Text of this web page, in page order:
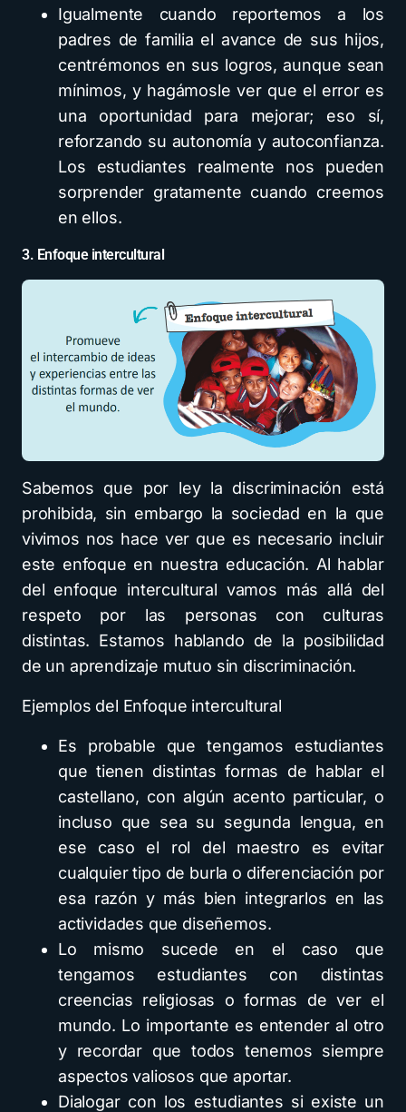
Igualmente cuando reportemos a los
padres de familia el avance de sus hijos,
centrémonos en sus logros, aunque sean
mínimos, y hagámosle ver que el error es
una oportunidad para mejorar; eso sí,
reforzando su autonomía y autoconfianza.
Los estudiantes realmente nos pueden
sorprender gratamente cuando creemos
en ellos.
3. Enfoque intercultural
Sabemos que por ley la discriminación está
prohibida, sin embargo la sociedad en la que
vivimos nos hace ver que es necesario incluir
este enfoque en nuestra educación. Al hablar
del enfoque intercultural vamos más allá del
respeto por las personas con culturas
distintas. Estamos hablando de la posibilidad
de un aprendizaje mutuo sin discriminación.
Ejemplos del Enfoque intercultural
Es probable que tengamos estudiantes
que tienen distintas formas de hablar el
castellano, con algún acento particular, o
incluso que sea su segunda lengua, en
ese caso el rol del maestro es evitar
cualquier tipo de burla o diferenciación por
esa razón y más bien integrarlos en las
actividades que diseñemos.
Lo mismo sucede en el caso que
tengamos estudiantes con distintas
creencias religiosas o formas de ver el
mundo. Lo importante es entender al otro
y recordar que todos tenemos siempre
aspectos valiosos que aportar.
Dialogar con los estudiantes si existe un